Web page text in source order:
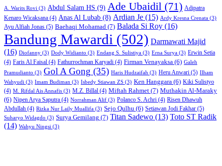
A. Warits Rovi (3) Abdul Salam HS (9) Ade Ubaidil (71) Adipatra
Kenaro Wicaksana (4) Anas Al Lubab (8) Ardian Je (15) Ardy Kresna Crenata (3)
Ayu Alfiah Jonas (5) Baehaqi Mohamad (7) Balada Si Roy (16)
Bandung Mawardi (502) Darmawati Majid
(16) Diofanny (3) Dody Widianto (3) Endang S. Sulistiya (3) Erna Surya (3) Erwin Setia
(4) Faris Al Faisal (4) Fathurrochman Karyadi (4) Firman Venayaksa (6) Galeh
Pramudianto (3) Gol A Gong (35) Haris Hudzaifah (3) Heru Anwari (5) Ilham
Wahyudi (3) Imam Budiman (3) Isbedy Stiawan ZS (3) Ken Hanggara (6) Kiki Sulistyo
(4) M. Rifdal Ais Annafis (3) M.Z. Billal (4) Miftah Rahmet (7) Muthakin Al-Maraky
(6) Nipen Arya Saputra (4) Norrahman Alif (3) Polanco S. Achri (4) Risen Dhawuh
Abdullah (4) Rizka Nur Laily Muallifa (3) Sejo Qulhu (6) Setiawan Jodi Fakhar (5)
Suharyo Widagdo (3) Surya Gemilang (7) Titan Sadewo (13) Toto ST Radik
(14) Wahyu Ningsi (3)